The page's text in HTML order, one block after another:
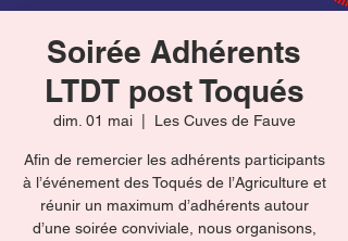
Soirée Adhérents
LTDT post Toqués
dim. 01 mai
  |
Les Cuves de Fauve
Afin de remercier les adhérents participants
à l’événement des Toqués de l’Agriculture et
réunir un maximum d’adhérents autour
d’une soirée conviviale, nous organisons,